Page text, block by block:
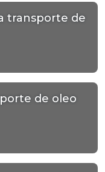
transporte de
de oleo